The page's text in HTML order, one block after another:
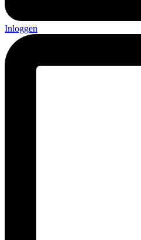
Inloggen